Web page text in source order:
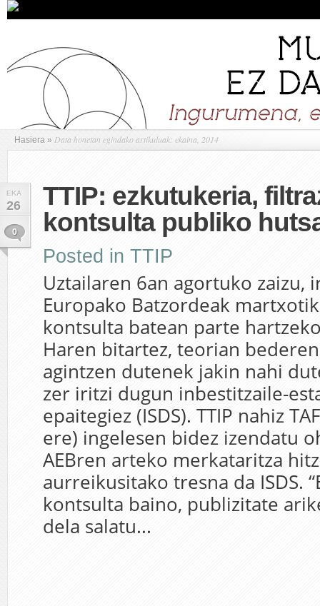
Hasiera » Data honetan egindako artikuluak: ekaina, 2014
EKA
26
0
TTIP: ezkutukeria,
kontsulta publiko
Posted in TTIP
Uztailaren 6an agortuko zaizu,
Europako Batzordeak
kontsulta batean parte
Haren bitartez, teorian
agintzen dutenek jakin nahi
zer iritzi dugun inbestitzaile-
epaitegiez (ISDS). TTIP nahiz
ere) ingelesen bidez izendatu
AEBren arteko merkataritza
aurreikusitako tresna da ISDS.
kontsulta baino, publizitate
dela salatu...